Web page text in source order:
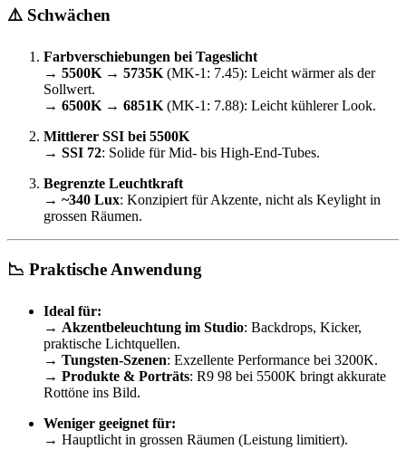
⚠️ Schwächen
Farbverschiebungen bei Tageslicht
→ 5500K → 5735K (MK-1: 7.45): Leicht wärmer als der
Sollwert.
→ 6500K → 6851K (MK-1: 7.88): Leicht kühlerer Look.
Mittlerer SSI bei 5500K
→ SSI 72: Solide für Mid- bis High-End-Tubes.
Begrenzte Leuchtkraft
→ ~340 Lux: Konzipiert für Akzente, nicht als Keylight in
grossen Räumen.
📉 Praktische Anwendung
Ideal für:
→ Akzentbeleuchtung im Studio: Backdrops, Kicker,
praktische Lichtquellen.
→ Tungsten-Szenen: Exzellente Performance bei 3200K.
→ Produkte & Porträts: R9 98 bei 5500K bringt akkurate
Rottöne ins Bild.
Weniger geeignet für:
→ Hauptlicht in grossen Räumen (Leistung limitiert).